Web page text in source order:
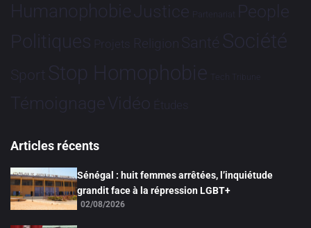
HumanophobieJustice Partenariat People
Politiques Projets Religion Santé Société
Sport Stop Homophobie Tech Tribune
TémoignageVidéo Études
Articles récents
Sénégal : huit femmes arrêtées, l’inquiétude
grandit face à la répression LGBT+
02/08/2026